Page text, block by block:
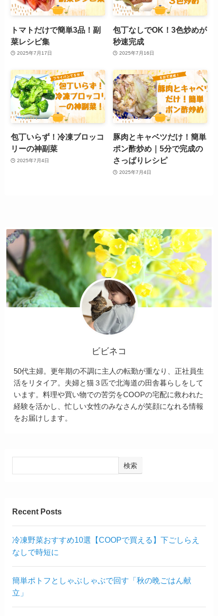
トマトだけで簡単3品！副
菜レシピ集
2025年7月17日
包丁なしでOK！3色炒めが
秒速完成
2025年7月16日
包丁いらず！冷凍ブロッコ
リーの神副菜
2025年7月4日
豚肉とキャベツだけ！簡単
ポン酢炒め｜5分で完成の
さっぱりレシピ
2025年7月4日
ビビネコ
50代主婦。更年期の不調に主人の転勤が重なり、正社員生
活をリタイア。夫婦と猫３匹で北海道の田舎暮らしをして
います。料理や買い物での苦労をCOOPの宅配に救われた
経験を活かし、忙しい女性のみなさんが笑顔になれる情報
をお届けします。
検索
Recent Posts
冷凍野菜おすすめ10選【COOPで買える】下ごしらえ
なしで時短に
簡単ポトフとしゃぶしゃぶで回す「秋の晩ごはん献
立」